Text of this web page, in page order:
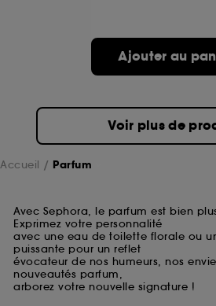
Ajouter au
Voir plus de
Accueil Parfum
Avec Sephora, le parfum est bien
Exprimez votre personnalité
avec une eau de toilette florale ou
puissante pour un reflet
évocateur de nos humeurs, nos
nouveautés parfum,
arborez votre nouvelle signature !